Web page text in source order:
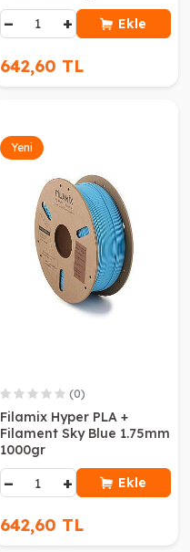
− + Ekle
642,60 TL
Yeni
(0)
Filamix Hyper PLA +
Filament Sky Blue 1.75mm
1000gr
− + Ekle
642,60 TL